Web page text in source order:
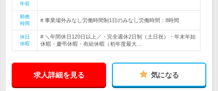
年収
勤務
時間
# 事業場外みなし労働時間制1日のみなし労働時間：8時間
休日
休暇
# ＼年間休日120日以上／・完全週休2日制（土日祝）・年末年始
休暇・慶弔休暇・有給休暇（初年度最大…
求人詳細を見る 気になる